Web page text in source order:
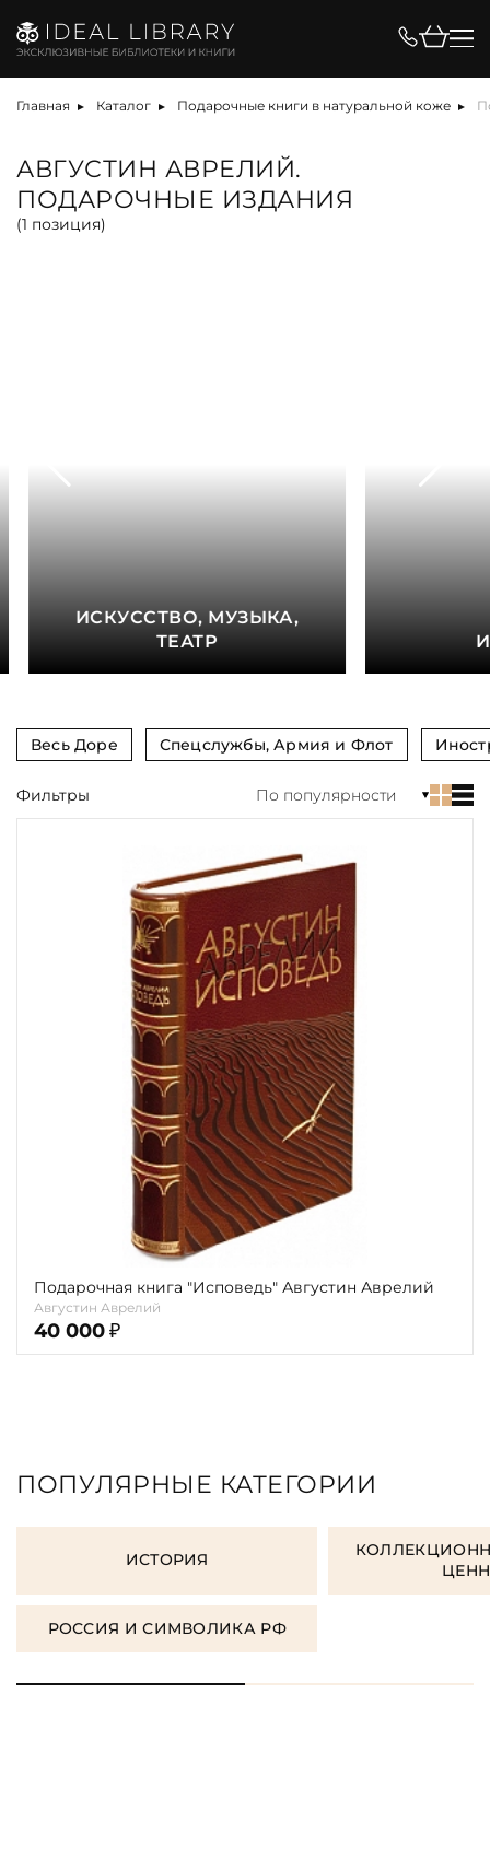
Главная Каталог Подарочные книги в натуральной коже
АВГУСТИН АВРЕЛИЙ.
ПОДАРОЧНЫЕ ИЗДАНИЯ
(1 позиция)
ИСКУССТВО, МУЗЫКА,
ТЕАТР
Весь Доре Спецслужбы, Армия и Флот
Цена, ₽
Вид
Обрез
Тиснение
Пол и возраст
Фильтры По популярности
Подарочная книга "Исповедь" Августин Аврелий
Августин Аврелий
40 000 ₽
ПОПУЛЯРНЫЕ КАТЕГОРИИ
ИСТОРИЯ
РОССИЯ И СИМВОЛИКА РФ